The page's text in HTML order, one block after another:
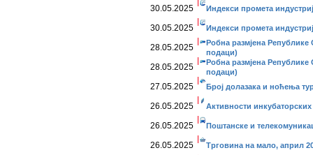
30.05.2025 Индекси промета
30.05.2025 Индекси промета
28.05.2025
Робна размјена
подаци)
28.05.2025
Робна размјена
подаци)
27.05.2025 Број долазака и ноћења
26.05.2025 Активности
26.05.2025 Поштанске и
26.05.2025 Трговина на мало, април